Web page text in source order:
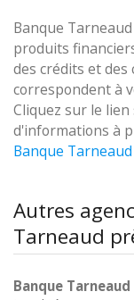
Banque
produits
des crédits et des
correspondent à
Cliquez sur le
d'informations à
Banque
Autres
Tarneaud
Banque